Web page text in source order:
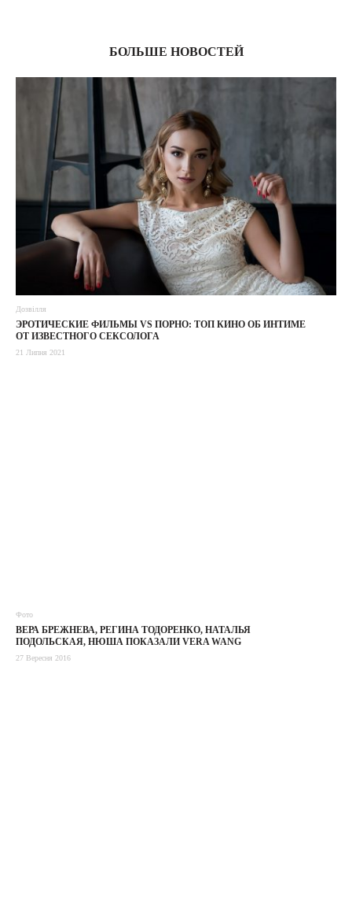
БОЛЬШЕ НОВОСТЕЙ
Дозвілля
ЭРОТИЧЕСКИЕ ФИЛЬМЫ VS ПОРНО: ТОП КИНО ОБ ИНТИМЕ
ОТ ИЗВЕСТНОГО СЕКСОЛОГА
21 Липня 2021
Фото
ВЕРА БРЕЖНЕВА, РЕГИНА ТОДОРЕНКО, НАТАЛЬЯ
ПОДОЛЬСКАЯ, НЮША ПОКАЗАЛИ VERA WANG
27 Вересня 2016